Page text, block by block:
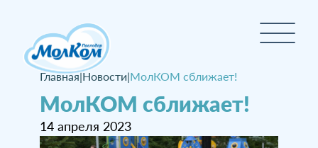
Главная|Новости|МолКОМ сближает!
МолКОМ сближает!
14 апреля 2023